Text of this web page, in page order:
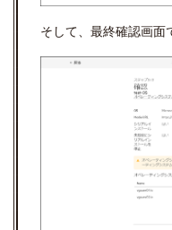
そして、最終確認画面